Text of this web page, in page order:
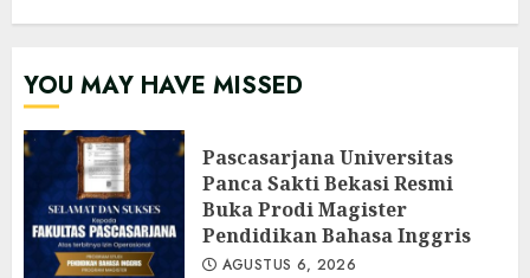
YOU MAY HAVE MISSED
Pascasarjana Universitas
Panca Sakti Bekasi Resmi
Buka Prodi Magister
Pendidikan Bahasa Inggris
AGUSTUS 6, 2026